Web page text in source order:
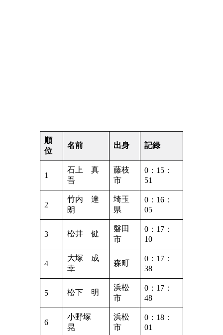
順
位
名前 出身 記録
1
石上 真
吾
藤枝
市
0：15：
51
2
竹内 達
朗
埼玉
県
0：16：
05
3 松井 健
磐田
市
0：17：
10
4
大塚 成
幸
森町
0：17：
38
5 松下 明
浜松
市
0：17：
48
6
小野塚
晃
浜松
市
0：18：
01